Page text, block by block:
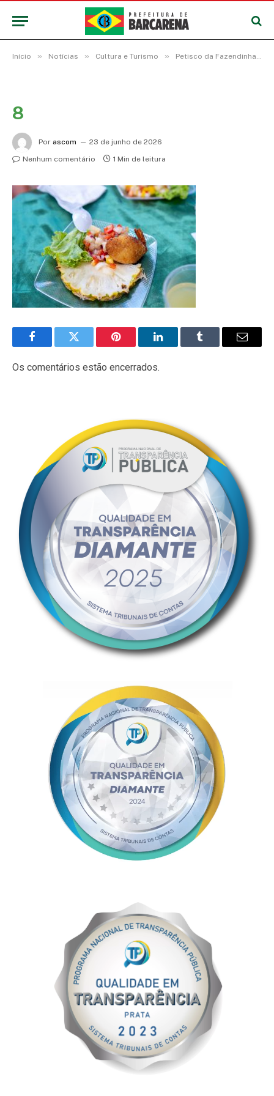
Início » Notícias » Cultura e Turismo » Petisco da Fazendinha disputa paladares no Concurso Gastronômico do Festival Abacaxi
8
Por ascom
23 de junho de 2026
Nenhum comentário
1 Min de leitura
FacebookTwitter Pinterest LinkedInTumblr
E-
Os comentários estão encerrados.